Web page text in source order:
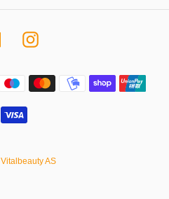
FacebookInstagram
Betalingsmetoder
Vitalbeauty AS